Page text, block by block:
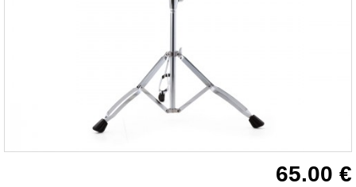
65.00